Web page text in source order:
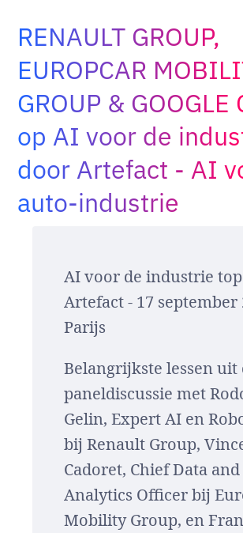
Zoeken
NL
RENAULT GROUP,
EUROPCAR
GROUP & GOOGLE
op AI voor de
door Artefact - AI
auto-industrie
AI voor de industrie
Artefact - 17 september
Parijs
Belangrijkste lessen uit
paneldiscussie met
Gelin, Expert AI en
bij Renault Group,
Cadoret, Chief Data and
Analytics Officer bij
Mobility Group, en